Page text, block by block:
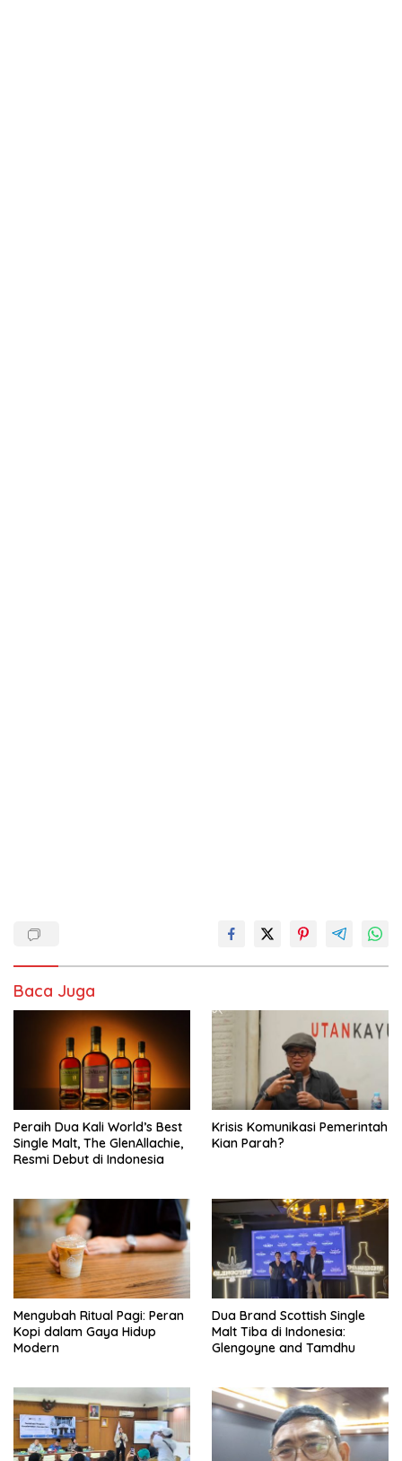
Baca Juga
Peraih Dua Kali World’s Best
Single Malt, The GlenAllachie,
Resmi Debut di Indonesia
Krisis Komunikasi Pemerintah
Kian Parah?
Mengubah Ritual Pagi: Peran
Kopi dalam Gaya Hidup
Modern
Dua Brand Scottish Single
Malt Tiba di Indonesia:
Glengoyne and Tamdhu